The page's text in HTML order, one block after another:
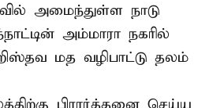
அமைந்துள்ள நாடு
அம்மாரா நகரில்
மத வழிபாட்டு தலம்